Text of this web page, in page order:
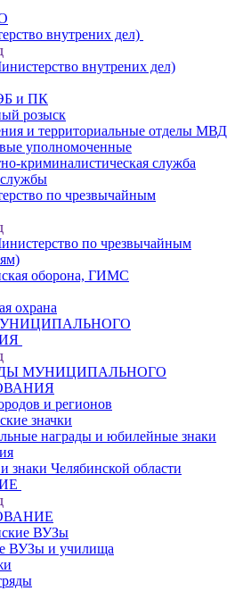
внутрених дел)
внутрених дел)
и ПК
розыск
и территориальные отделы МВД
уполномоченные
криминалистическая служба
по чрезвычайным
по чрезвычайным
оборона, ГИМС
охрана
МУНИЦИПАЛЬНОГО
и регионов
значки
награды и юбилейные знаки
знаки Челябинской области
ВУЗы
ВУЗы и училища